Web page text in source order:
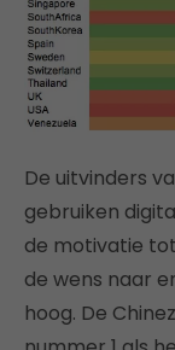
De uitvinders
gebruiken
de motivatie
de wens naar
hoog. De